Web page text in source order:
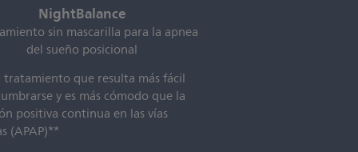
NightBalance
sin mascarilla para la apnea
del sueño posicional
tratamiento que resulta más fácil
y es más cómodo que la
positiva continua en las vías
(APAP)**